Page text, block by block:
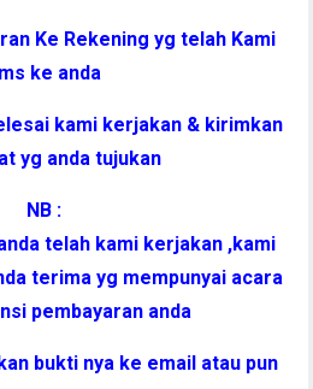
Ke Rekening yg telah Kami
ke anda
kami kerjakan & kirimkan
yg anda tujukan
NB :
telah kami kerjakan ,kami
terima yg mempunyai acara
pembayaran anda
bukti nya ke email atau pun